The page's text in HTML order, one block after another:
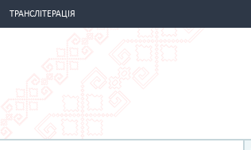
ТРАНСЛІТЕРАЦІЯ